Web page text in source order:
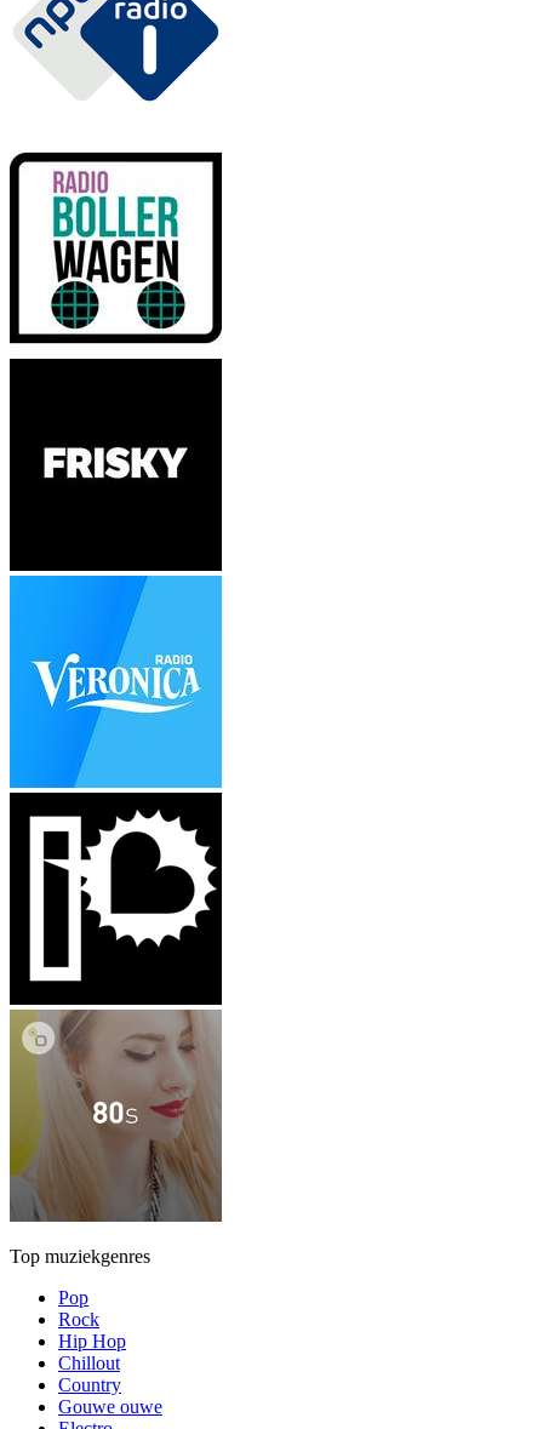
Top muziekgenres
Pop
Rock
Hip Hop
Chillout
Country
Gouwe ouwe